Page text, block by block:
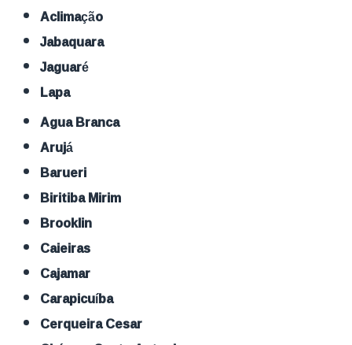
Aclimação
Jabaquara
Jaguaré
Lapa
Agua Branca
Arujá
Barueri
Biritiba Mirim
Brooklin
Caieiras
Cajamar
Carapicuíba
Cerqueira Cesar